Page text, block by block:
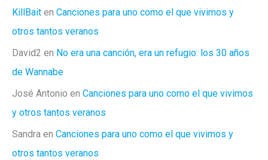
KillBait en Canciones para uno como el que vivimos y
otros tantos veranos
David2 en No era una canción, era un refugio: los 30 años
de Wannabe
José Antonio en Canciones para uno como el que vivimos
y otros tantos veranos
Sandra en Canciones para uno como el que vivimos y
otros tantos veranos